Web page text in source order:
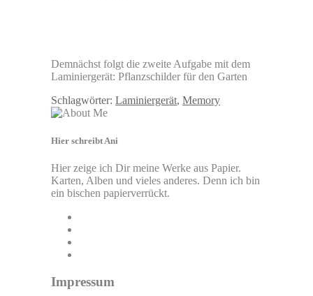
Demnächst folgt die zweite Aufgabe mit dem
Laminiergerät: Pflanzschilder für den Garten
Schlagwörter: Laminiergerät, Memory
Hier schreibt Ani
Hier zeige ich Dir meine Werke aus Papier.
Karten, Alben und vieles anderes. Denn ich bin
ein bischen papierverrückt.
Impressum